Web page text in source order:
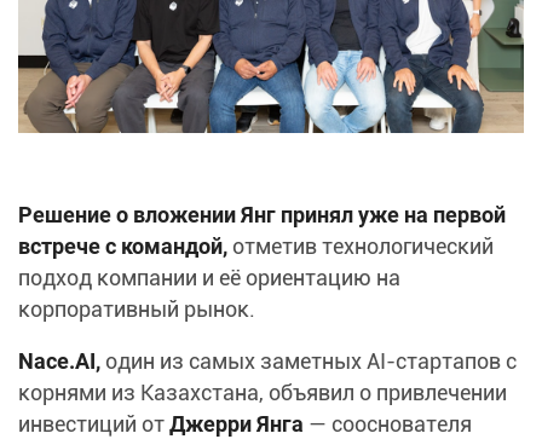
Решение о вложении Янг принял уже на первой
встрече с командой, отметив технологический
подход компании и её ориентацию на
корпоративный рынок.
Nace.AI, один из самых заметных AI-стартапов с
корнями из Казахстана, объявил о привлечении
инвестиций отДжерри Янга — сооснователя